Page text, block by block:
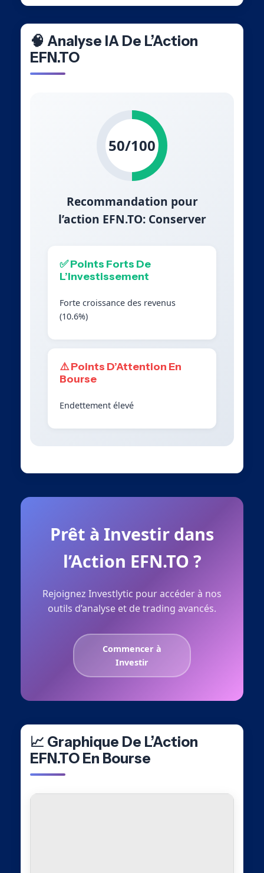
🧠 Analyse IA De L’Action
EFN.TO
50/100
Recommandation pour
l’action EFN.TO: Conserver
✅ Points Forts De
L’Investissement
Forte croissance des revenus
(10.6%)
⚠️ Points D’Attention En
Bourse
Endettement élevé
Prêt à Investir dans
l’Action EFN.TO ?
Rejoignez Investlytic pour accéder à nos
outils d’analyse et de trading avancés.
Commencer à
Investir
📈 Graphique De L’Action
EFN.TO En Bourse